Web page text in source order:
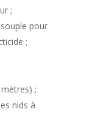
;
pour
;
;
nids à